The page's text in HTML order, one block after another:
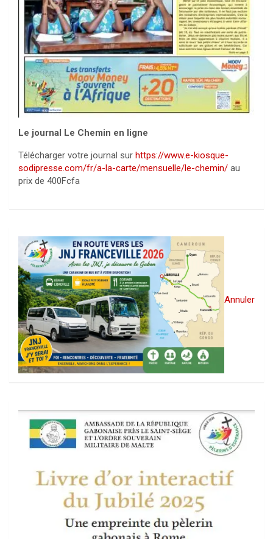
Le journal Le Chemin en ligne
Télécharger votre journal sur https://www.e-kiosque-
sodipresse.com/fr/a-la-carte/mensuelle/le-chemin/ au
prix de 400Fcfa
Annuler